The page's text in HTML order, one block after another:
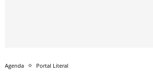
Agenda Portal Literal